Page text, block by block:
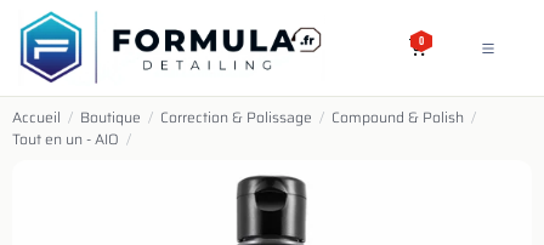
SE RENDRE AU CONTENU
0
Accueil / Boutique / Correction & Polissage / Compound & Polish /
Tout en un - AIO /